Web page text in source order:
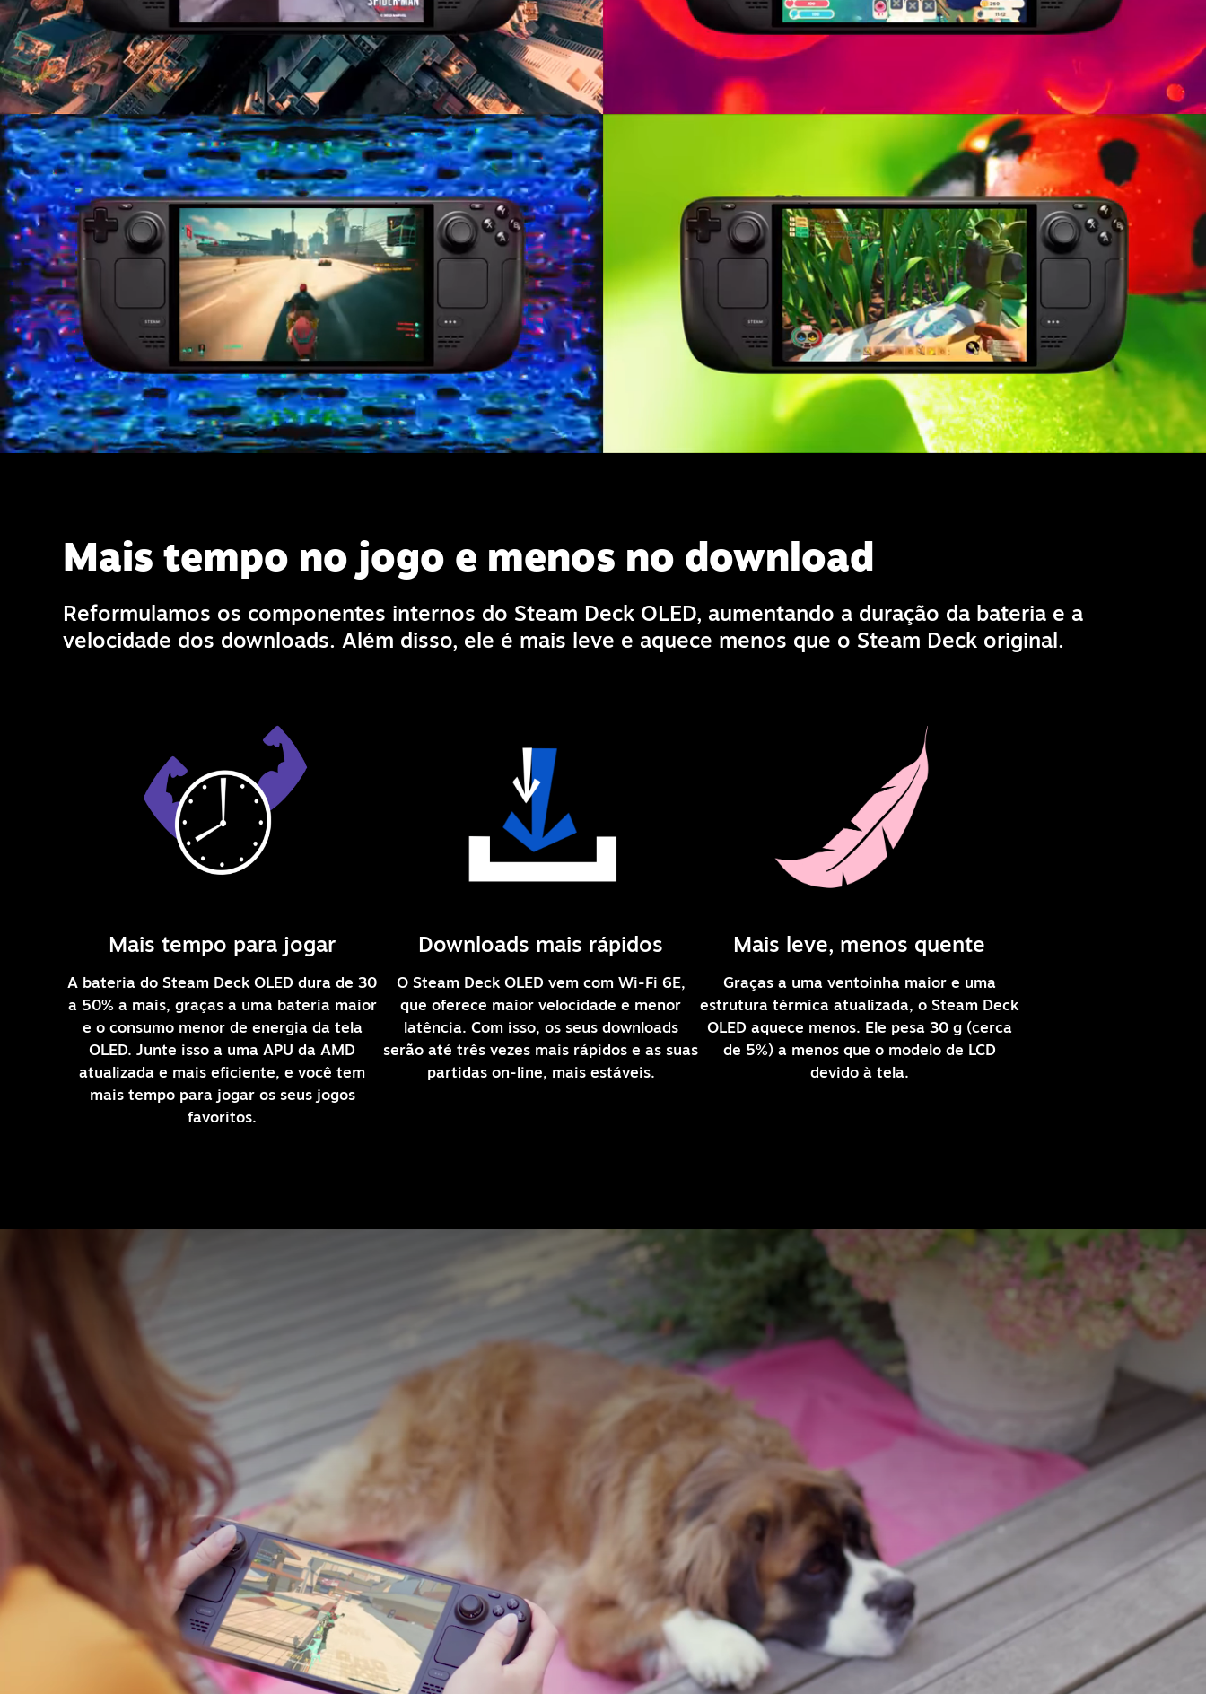
Mais tempo no jogo e menos no download
Reformulamos os componentes internos do Steam Deck OLED, aumentando a duração da bateria e a
velocidade dos downloads. Além disso, ele é mais leve e aquece menos que o Steam Deck original.
Mais tempo para jogar
A bateria do Steam Deck OLED dura de 30
a 50% a mais, graças a uma bateria maior
e o consumo menor de energia da tela
OLED. Junte isso a uma APU da AMD
atualizada e mais eficiente, e você tem
mais tempo para jogar os seus jogos
favoritos.
Downloads mais rápidos
O Steam Deck OLED vem com Wi-Fi 6E,
que oferece maior velocidade e menor
latência. Com isso, os seus downloads
serão até três vezes mais rápidos e as suas
partidas on-line, mais estáveis.
Mais leve, menos quente
Graças a uma ventoinha maior e uma
estrutura térmica atualizada, o Steam Deck
OLED aquece menos. Ele pesa 30 g (cerca
de 5%) a menos que o modelo de LCD
devido à tela.